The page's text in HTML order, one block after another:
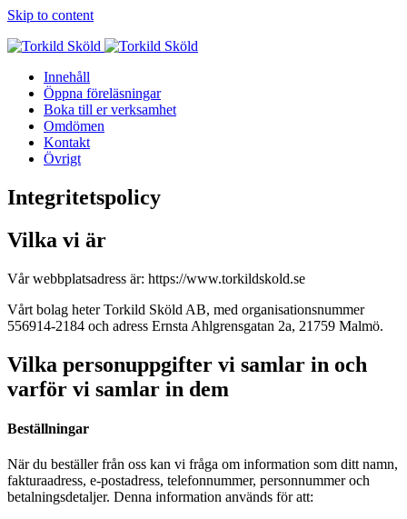
Skip to content
Innehåll
Öppna föreläsningar
Boka till er verksamhet
Omdömen
Kontakt
Övrigt
Integritetspolicy
Vilka vi är
Vår webbplatsadress är: https://www.torkildskold.se
Vårt bolag heter Torkild Sköld AB, med organisationsnummer
556914-2184 och adress Ernsta Ahlgrensgatan 2a, 21759 Malmö.
Vilka personuppgifter vi samlar in och
varför vi samlar in dem
Beställningar
När du beställer från oss kan vi fråga om information som ditt namn,
fakturaadress, e-postadress, telefonnummer, personnummer och
betalningsdetaljer. Denna information används för att: